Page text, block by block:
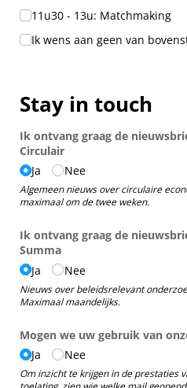
11u30 - 13u: Matchmaking
Ik wens aan geen van
Stay in touch
Ik ontvang graag de
Circulair
Ja
Nee
Algemeen nieuws over circulaire
maximaal om de twee weken.
Ik ontvang graag de
Summa
Ja
Nee
Nieuws over beleidsrelevant
Maximaal maandelijks.
Mogen we uw gebruik van
Ja
Nee
Om inzicht te krijgen in de prestaties